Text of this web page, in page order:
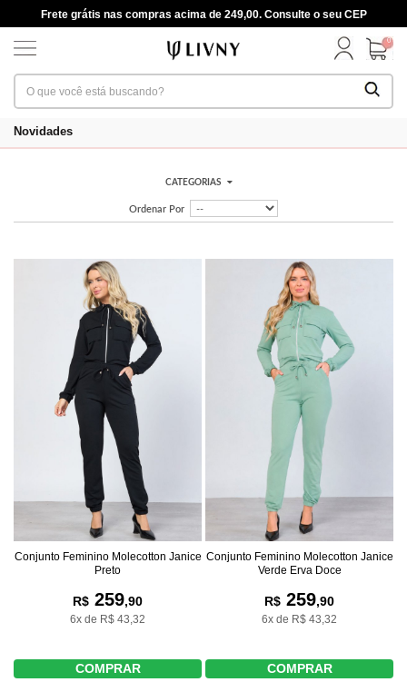
Frete grátis nas compras acima de 249,00. Consulte o seu CEP
0
Novidades
CATEGORIAS
Ordenar Por
Conjunto Feminino Molecotton Janice
Preto
R$ 259,90
6x de R$ 43,32
COMPRAR
Conjunto Feminino Molecotton Janice
Verde Erva Doce
R$ 259,90
6x de R$ 43,32
COMPRAR